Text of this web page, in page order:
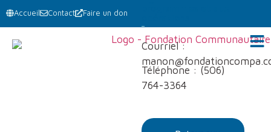
Accueil Contact Faire un don
Courriel :
Téléphone : (506)
764-3364